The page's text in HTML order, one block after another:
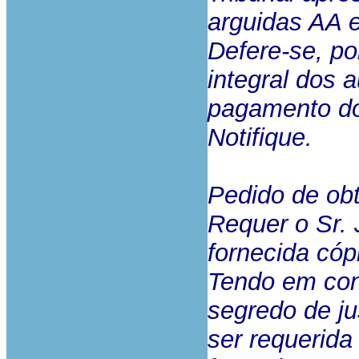
arguidas AA
Defere-se,
integral dos
pagamento
Notifique.
Pedido de
Requer o Sr.
fornecida
Tendo em
segredo de
ser